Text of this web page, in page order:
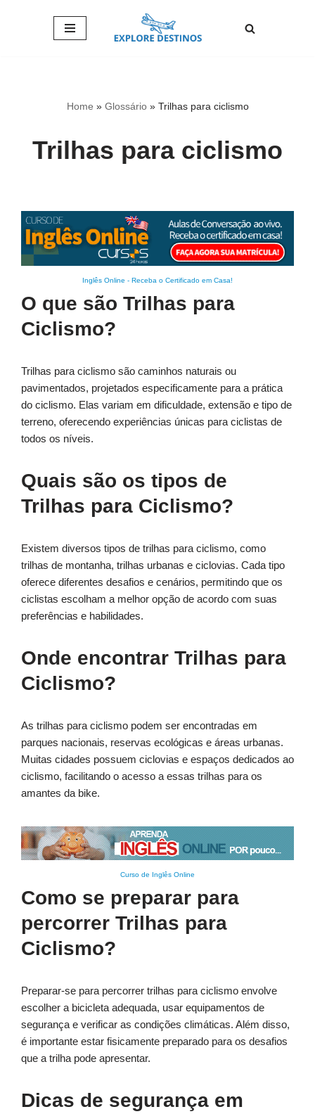
Home » Glossário» Trilhas para ciclismo
Trilhas para ciclismo
Inglês Online - Receba o Certificado em Casa!
O que são Trilhas para
Ciclismo?
Trilhas para ciclismo são caminhos naturais ou
pavimentados, projetados especificamente para a prática
do ciclismo. Elas variam em dificuldade, extensão e tipo de
terreno, oferecendo experiências únicas para ciclistas de
todos os níveis.
Quais são os tipos de
Trilhas para Ciclismo?
Existem diversos tipos de trilhas para ciclismo, como
trilhas de montanha, trilhas urbanas e ciclovias. Cada tipo
oferece diferentes desafios e cenários, permitindo que os
ciclistas escolham a melhor opção de acordo com suas
preferências e habilidades.
Onde encontrar Trilhas para
Ciclismo?
As trilhas para ciclismo podem ser encontradas em
parques nacionais, reservas ecológicas e áreas urbanas.
Muitas cidades possuem ciclovias e espaços dedicados ao
ciclismo, facilitando o acesso a essas trilhas para os
amantes da bike.
Curso de Inglês Online
Como se preparar para
percorrer Trilhas para
Ciclismo?
Preparar-se para percorrer trilhas para ciclismo envolve
escolher a bicicleta adequada, usar equipamentos de
segurança e verificar as condições climáticas. Além disso,
é importante estar fisicamente preparado para os desafios
que a trilha pode apresentar.
Dicas de segurança em